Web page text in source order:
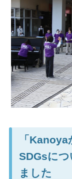
「
SDGsに
ました